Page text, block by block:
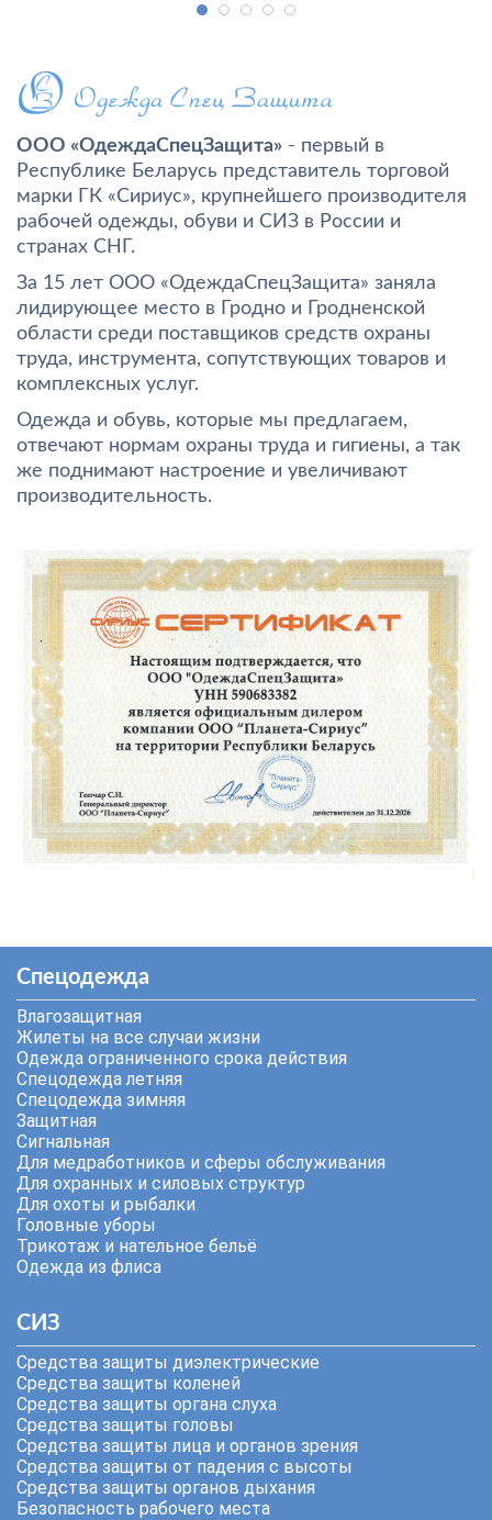
ООО «ОдеждаСпецЗащита» - первый в
Республике Беларусь представитель торговой
марки ГК «Сириус», крупнейшего производителя
рабочей одежды, обуви и СИЗ в России и
странах СНГ.
За 15 лет ООО «ОдеждаСпецЗащита» заняла
лидирующее место в Гродно и Гродненской
области среди поставщиков средств охраны
труда, инструмента, сопутствующих товаров и
комплексных услуг.
Одежда и обувь, которые мы предлагаем,
отвечают нормам охраны труда и гигиены, а так
же поднимают настроение и увеличивают
производительность.
Спецодежда
Влагозащитная
Жилеты на все случаи жизни
Одежда ограниченного срока действия
Спецодежда летняя
Спецодежда зимняя
Защитная
Сигнальная
Для медработников и сферы обслуживания
Для охранных и силовых структур
Для охоты и рыбалки
Головные уборы
Трикотаж и нательное бельё
Одежда из флиса
СИЗ
Средства защиты диэлектрические
Средства защиты коленей
Средства защиты органа слуха
Средства защиты головы
Средства защиты лица и органов зрения
Средства защиты от падения с высоты
Средства защиты органов дыхания
Безопасность рабочего места